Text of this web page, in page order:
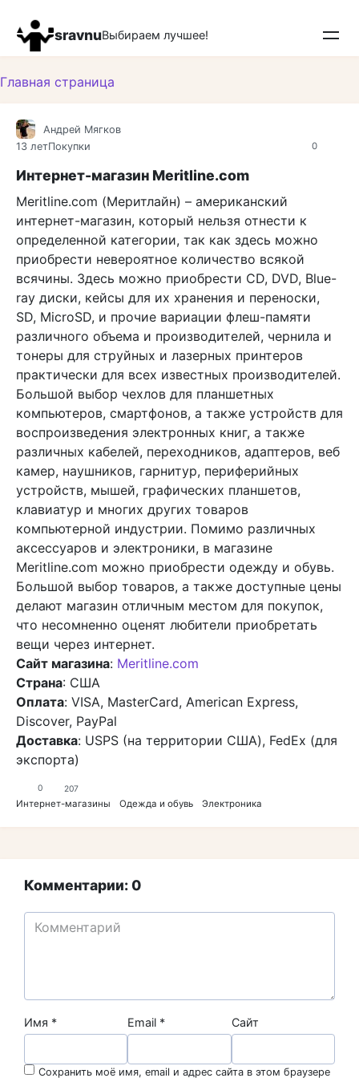
контенту
sravnuВыбираем лучшее!
Главная страница
0
Андрей Мягков
13 летПокупки
Интернет-магазин Meritline.com
Meritline.com (Меритлайн) – американский
интернет-магазин, который нельзя отнести к
определенной категории, так как здесь можно
приобрести невероятное количество всякой
всячины. Здесь можно приобрести CD, DVD, Blue-
ray диски, кейсы для их хранения и переноски,
SD, MicroSD, и прочие вариации флеш-памяти
различного объема и производителей, чернила и
тонеры для струйных и лазерных принтеров
практически для всех известных производителей.
Большой выбор чехлов для планшетных
компьютеров, смартфонов, а также устройств для
воспроизведения электронных книг, а также
различных кабелей, переходников, адаптеров, веб
камер, наушников, гарнитур, периферийных
устройств, мышей, графических планшетов,
клавиатур и многих других товаров
компьютерной индустрии. Помимо различных
аксессуаров и электроники, в магазине
Meritline.com можно приобрести одежду и обувь.
Большой выбор товаров, а также доступные цены
делают магазин отличным местом для покупок,
что несомненно оценят любители приобретать
вещи через интернет.
Сайт магазина: Meritline.com
Страна: США
Оплата: VISA, MasterCard, American Express,
Discover, PayPal
Доставка: USPS (на территории США), FedEx (для
экспорта)
0 207
Интернет-магазины Одежда и обувь Электроника
Комментарии: 0
Имя * Email * Сайт
Сохранить моё имя, email и адрес сайта в этом браузере